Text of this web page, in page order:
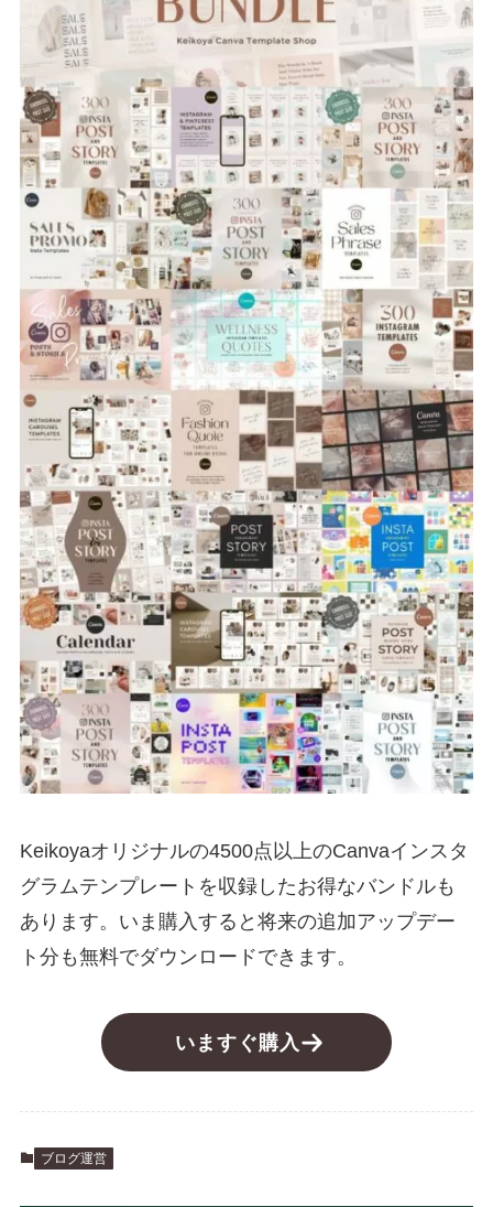
Keikoyaオリジナルの4500点以上のCanvaインスタ
グラムテンプレートを収録したお得なバンドルも
あります。いま購入すると将来の追加アップデー
ト分も無料でダウンロードできます。
いますぐ購入
ブログ運営